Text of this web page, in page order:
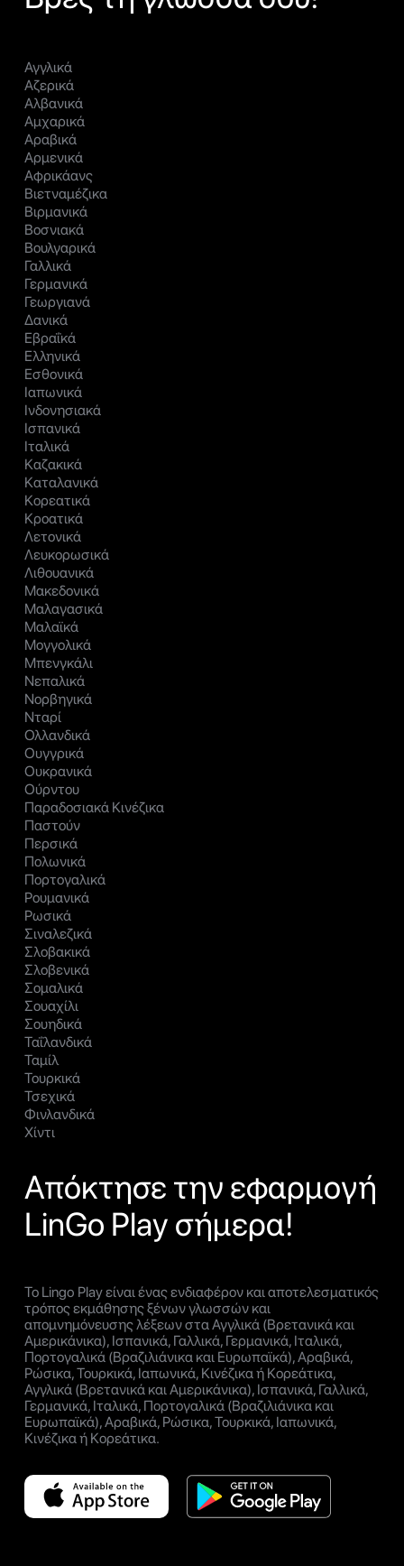
Αγγλικά
Αζερικά
Αλβανικά
Αμχαρικά
Αραβικά
Αρμενικά
Αφρικάανς
Βιετναμέζικα
Βιρμανικά
Βοσνιακά
Βουλγαρικά
Γαλλικά
Γερμανικά
Γεωργιανά
Δανικά
Εβραΐκά
Ελληνικά
Εσθονικά
Ιαπωνικά
Ινδονησιακά
Ισπανικά
Ιταλικά
Καζακικά
Καταλανικά
Κορεατικά
Κροατικά
Λετονικά
Λευκορωσικά
Λιθουανικά
Μακεδονικά
Μαλαγασικά
Μαλαϊκά
Μογγολικά
Μπενγκάλι
Νεπαλικά
Νορβηγικά
Νταρί
Ολλανδικά
Ουγγρικά
Ουκρανικά
Ούρντου
Παραδοσιακά Κινέζικα
Παστούν
Περσικά
Πολωνικά
Πορτογαλικά
Ρουμανικά
Ρωσικά
Σιναλεζικά
Σλοβακικά
Σλοβενικά
Σομαλικά
Σουαχίλι
Σουηδικά
Ταΐλανδικά
Ταμίλ
Τουρκικά
Τσεχικά
Φινλανδικά
Χίντι
Απόκτησε την εφαρμογή
LinGo Play σήμερα!
Το Lingo Play είναι ένας ενδιαφέρον και αποτελεσματικός
τρόπος εκμάθησης ξένων γλωσσών και
απομνημόνευσης λέξεων στα Αγγλικά (Βρετανικά και
Αμερικάνικα), Ισπανικά, Γαλλικά, Γερμανικά, Ιταλικά,
Πορτογαλικά (Βραζιλιάνικα και Ευρωπαϊκά), Αραβικά,
Ρώσικα, Τουρκικά, Ιαπωνικά, Κινέζικα ή Κορεάτικα,
Αγγλικά (Βρετανικά και Αμερικάνικα), Ισπανικά, Γαλλικά,
Γερμανικά, Ιταλικά, Πορτογαλικά (Βραζιλιάνικα και
Ευρωπαϊκά), Αραβικά, Ρώσικα, Τουρκικά, Ιαπωνικά,
Κινέζικα ή Κορεάτικα.